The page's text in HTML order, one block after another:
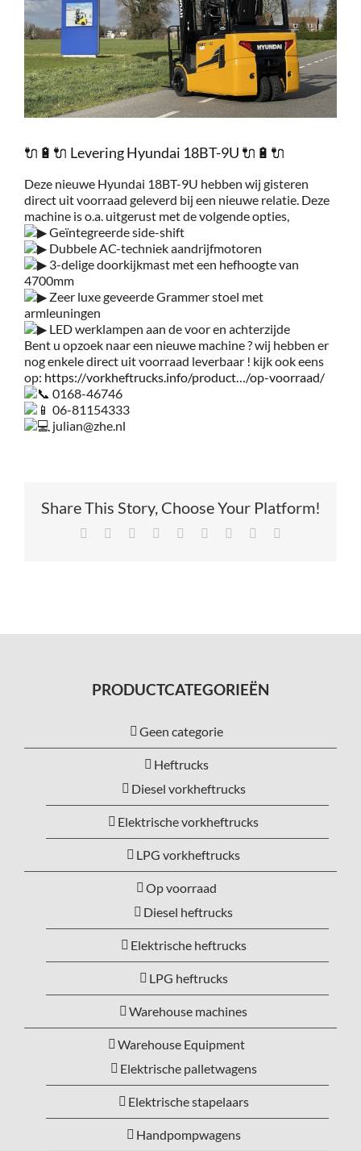
Services
Contact
🔌🔋🔌 Levering Hyundai 18BT-9U 🔌🔋🔌
Deze nieuwe Hyundai 18BT-9U hebben wij gisteren
direct uit voorraad geleverd bij een nieuwe relatie. Deze
machine is o.a. uitgerust met de volgende opties,
Geïntegreerde side-shift
Dubbele AC-techniek aandrijfmotoren
3-delige doorkijkmast met een hefhoogte van
4700mm
Zeer luxe geveerde Grammer stoel met
armleuningen
LED werklampen aan de voor en achterzijde
Bent u opzoek naar een nieuwe machine ? wij hebben er
nog enkele direct uit voorraad leverbaar ! kijk ook eens
op: https://vorkheftrucks.info/product…/op-voorraad/
0168-46746
06-81154333
julian@zhe.nl
Share This Story, Choose Your Platform!
Facebook Reddit LinkedIn
TumblrPinterest Xing
PRODUCTCATEGORIEËN
Geen categorie
Heftrucks
Diesel vorkheftrucks
Elektrische vorkheftrucks
LPG vorkheftrucks
Op voorraad
Diesel heftrucks
Elektrische heftrucks
LPG heftrucks
Warehouse machines
Warehouse Equipment
Elektrische palletwagens
Elektrische stapelaars
Handpompwagens